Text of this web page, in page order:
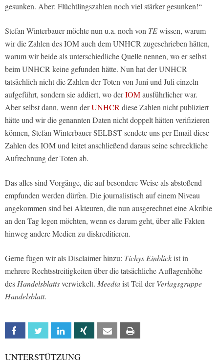
gesunken. Aber: Flüchtlingszahlen noch viel stärker gesunken!“
Stefan Winterbauer möchte nun u.a. noch von TEwissen, warum
wir die Zahlen des IOM auch dem UNHCR zugeschrieben hätten,
warum wir beide als unterschiedliche Quelle nennen, wo er selbst
beim UNHCR keine gefunden hätte. Nun hat der UNHCR
tatsächlich nicht die Zahlen der Toten von Juni und Juli einzeln
aufgeführt, sondern sie addiert, wo derIOMausführlicher war.
Aber selbst dann, wenn derUNHCR diese Zahlen nicht publiziert
hätte und wir die genannten Daten nicht doppelt hätten verifizieren
können, Stefan Winterbauer SELBST sendete uns per Email diese
Zahlen des IOM und leitet anschließend daraus seine schreckliche
Aufrechnung der Toten ab.
Das alles sind Vorgänge, die auf besondere Weise als abstoßend
empfunden werden dürfen. Die journalistisch auf einem Niveau
angekommen sind bei Akteuren, die nun ausgerechnet eine Akribie
an den Tag legen möchten, wenn es darum geht, über alle Fakten
hinweg andere Medien zu diskreditieren.
Gerne fügen wir als Disclaimer hinzu: Tichys Einblickist in
mehrere Rechtsstreitigkeiten über die tatsächliche Auflagenhöhe
des Handelsblattsverwickelt. Meediaist Teil derVerlagsgruppe
Handelsblatt.
Facebook Twitter Linkedin Xing Email
UNTERSTÜTZUNG